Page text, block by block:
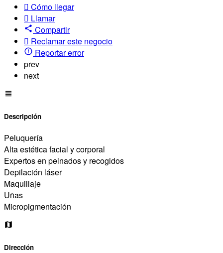
Cómo llegar
Llamar
Compartir
Reclamar este negocio
Reportar error
prev
next
Descripción
Peluquería
Alta estética facial y corporal
Expertos en peinados y recogidos
Depilación láser
Maquillaje
Uñas
Micropigmentación
Dirección